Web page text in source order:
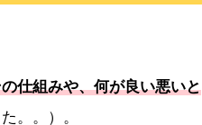
仕組みや、何が良い悪いと
。。）。